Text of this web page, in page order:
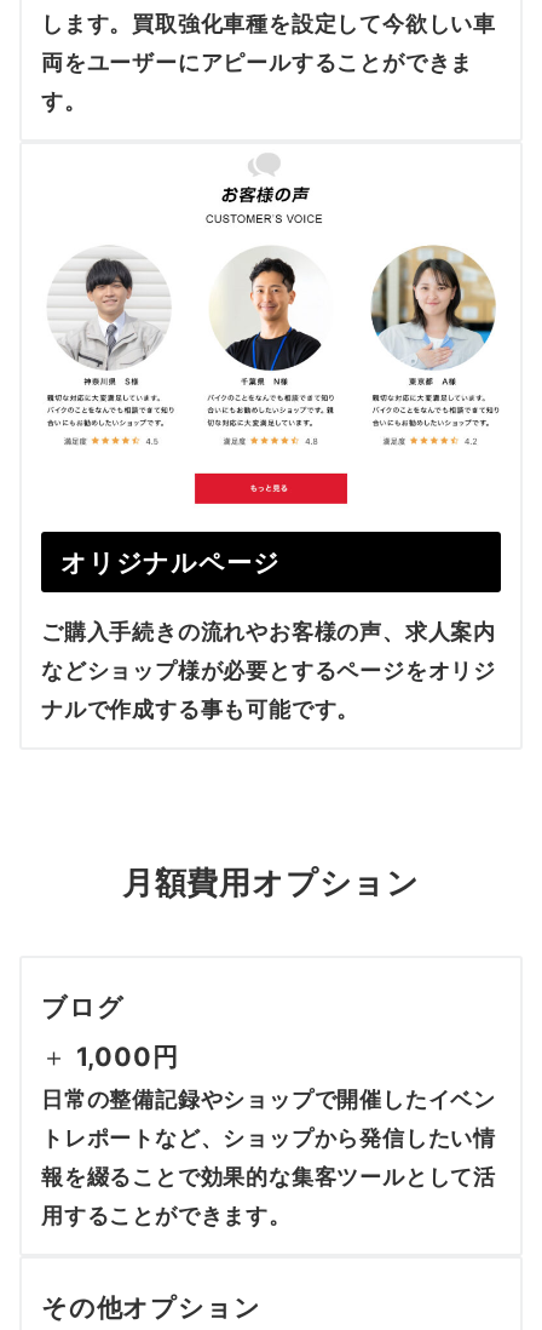
します。買取強化車種を設定して今欲しい車
両をユーザーにアピールすることができま
す。
オリジナルページ
ご購入手続きの流れやお客様の声、求人案内
などショップ様が必要とするページをオリジ
ナルで作成する事も可能です。
月額費用オプション
ブログ
＋ 1,000円
日常の整備記録やショップで開催したイベン
トレポートなど、ショップから発信したい情
報を綴ることで効果的な集客ツールとして活
用することができます。
その他オプション